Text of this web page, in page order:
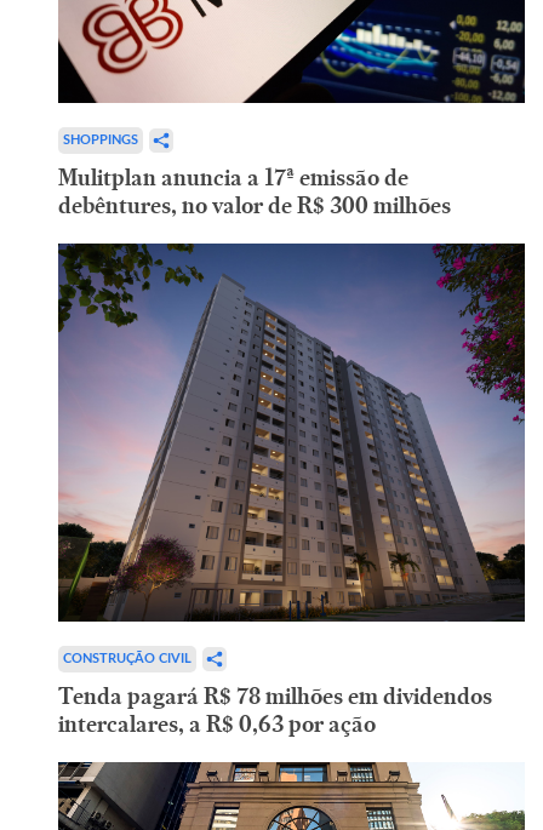
SHOPPINGS
Mulitplan anuncia a 17ª emissão de
debêntures, no valor de R$ 300 milhões
CONSTRUÇÃO CIVIL
Tenda pagará R$ 78 milhões em dividendos
intercalares, a R$ 0,63 por ação